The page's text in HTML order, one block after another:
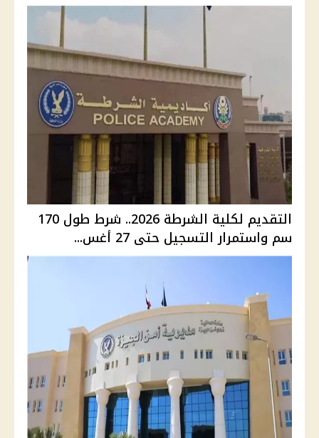
التقديم لكلية الشرطة 2026.. شرط طول 170
سم واستمرار التسجيل حتى 27 أغس...